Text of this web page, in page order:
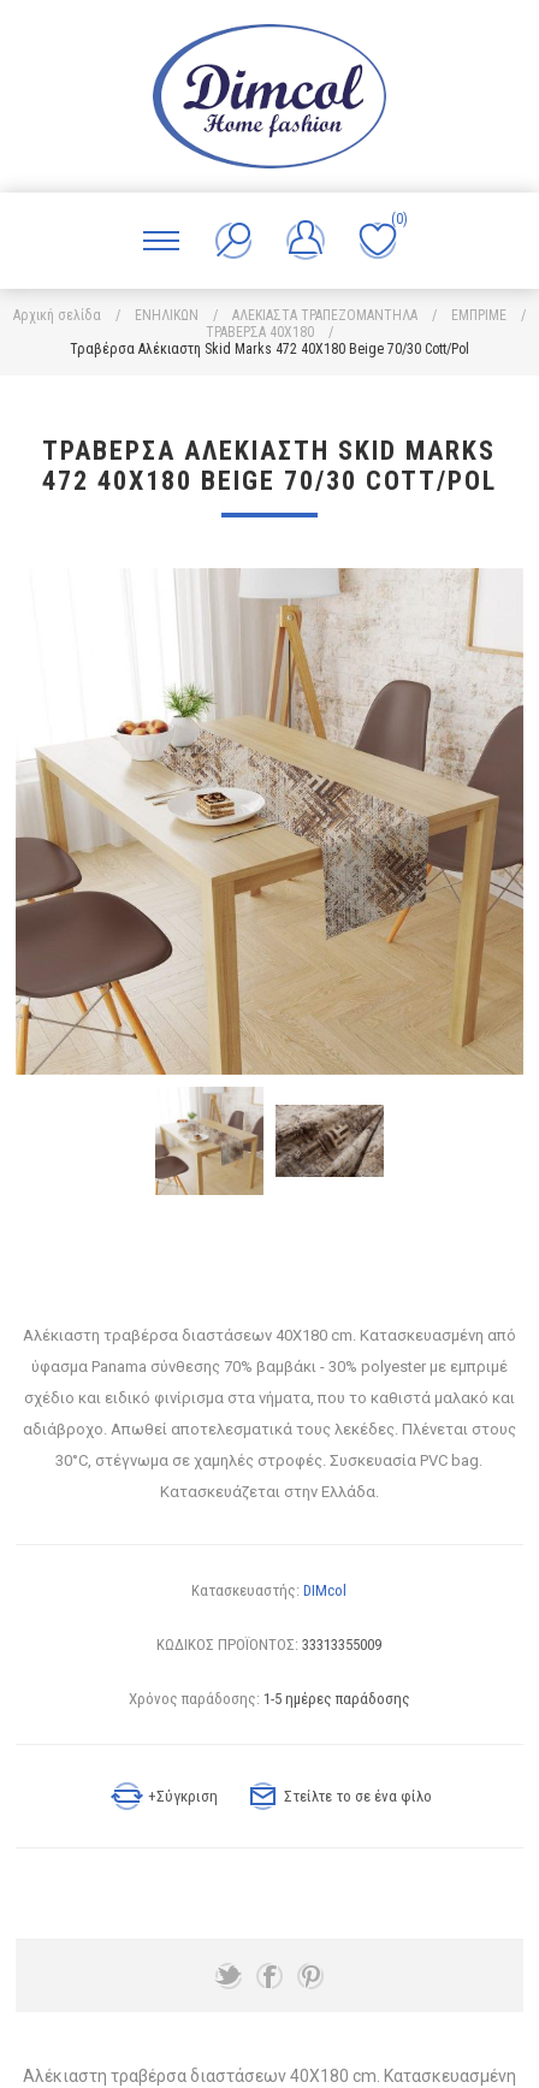
(0)
Αρχική σελίδα / ΕΝΗΛΙΚΩΝ / ΑΛΕΚΙΑΣΤΑ ΤΡΑΠΕΖΟΜΑΝΤΗΛΑ / ΕΜΠΡΙΜΕ
/
ΤΡΑΒΕΡΣΑ 40Χ180
/
Τραβέρσα Αλέκιαστη Skid Marks 472 40X180 Beige 70/30 Cott/Pol
ΤΡΑΒΈΡΣΑ ΑΛΈΚΙΑΣΤΗ SKID MARKS
472 40X180 BEIGE 70/30 COTT/POL
Αλέκιαστη τραβέρσα διαστάσεων 40X180 cm. Κατασκευασμένη από
ύφασμα Panama σύνθεσης 70% βαμβάκι - 30% polyester με εμπριμέ
σχέδιο και ειδικό φινίρισμα στα νήματα, που το καθιστά μαλακό και
αδιάβροχο. Απωθεί αποτελεσματικά τους λεκέδες. Πλένεται στους
30°C, στέγνωμα σε χαμηλές στροφές. Συσκευασία PVC bag.
Κατασκευάζεται στην Ελλάδα.
Κατασκευαστής: DIMcol
ΚΩΔΙΚΟΣ ΠΡΟΪΟΝΤΟΣ: 33313355009
Χρόνος παράδοσης: 1-5 ημέρες παράδοσης
+Σύγκριση Στείλτε το σε ένα φίλο
Αλέκιαστη τραβέρσα διαστάσεων 40X180 cm. Κατασκευασμένη